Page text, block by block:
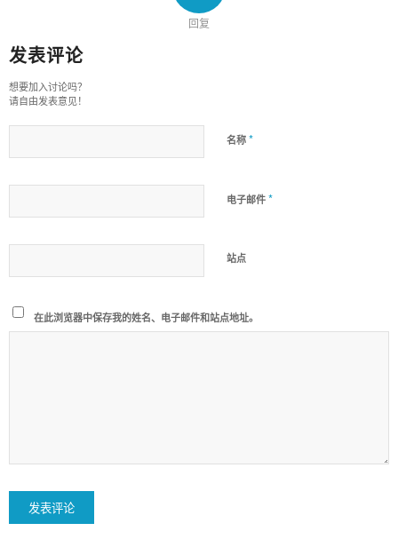
回复
发表评论
想要加入讨论吗？
请自由发表意见！
名称 *
电子邮件 *
站点
在此浏览器中保存我的姓名、电子邮件和站点地址。